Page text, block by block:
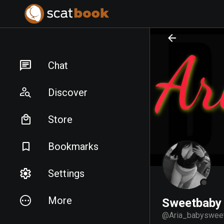
Chat
Discover
Store
Bookmarks
Settings
More Sweetbaby
@